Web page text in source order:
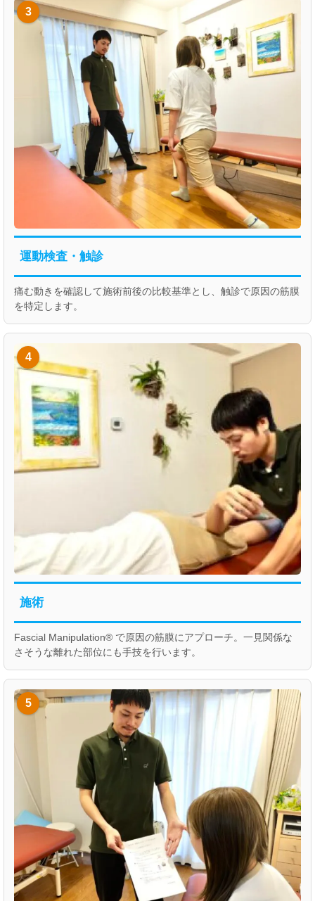
3
運動検査・触診
痛む動きを確認して施術前後の比較基準とし、触診で原因の筋膜
を特定します。
4
施術
Fascial Manipulation® で原因の筋膜にアプローチ。一見関係な
さそうな離れた部位にも手技を行います。
5